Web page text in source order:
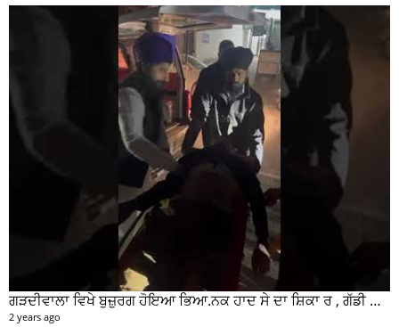
ਗੜਦੀਵਾਲਾ ਵਿਖੇ ਬੁਜ਼ੁਰਗ ਹੋਇਆ ਭਿਆ.ਨਕ ਹਾਦ ਸੇ ਦਾ ਸ਼ਿਕਾ ਰ , ਗੱਡੀ ਸਵਾਰ ਮੌਕੇ ਤੋ ਫਰਾਰ
2 years ago